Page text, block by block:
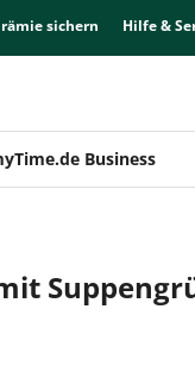
sichern Hilfe &
Business